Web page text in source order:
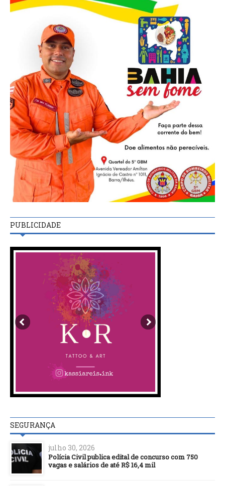
PUBLICIDADE
SEGURANÇA
julho 30, 2026
Polícia Civil publica edital de concurso com 750
vagas e salários de até R$ 16,4 mil